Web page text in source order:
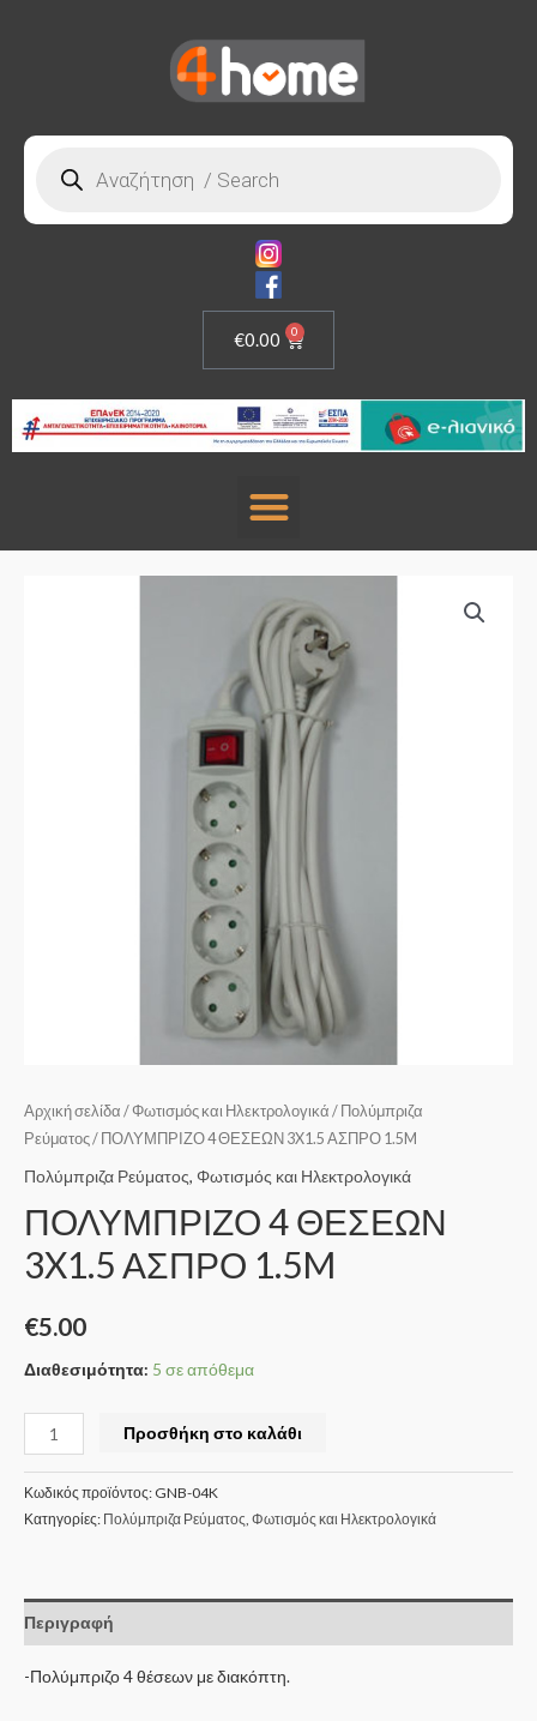
€0.00 0
Αρχική σελίδα /Φωτισμός και Ηλεκτρολογικά / Πολύμπριζα
Ρεύματος/ ΠΟΛΥΜΠΡΙΖΟ 4 ΘΕΣΕΩΝ 3X1.5 ΑΣΠΡΟ 1.5M
Πολύμπριζα Ρεύματος, Φωτισμός και Ηλεκτρολογικά
ΠΟΛΥΜΠΡΙΖΟ 4 ΘΕΣΕΩΝ
3X1.5 ΑΣΠΡΟ 1.5M
€5.00
Διαθεσιμότητα: 5 σε απόθεμα
Προσθήκη στο καλάθι
Κωδικός προϊόντος: GNB-04K
Κατηγορίες: Πολύμπριζα Ρεύματος, Φωτισμός και Ηλεκτρολογικά
Περιγραφή
-Πολύμπριζο 4 θέσεων με διακόπτη.